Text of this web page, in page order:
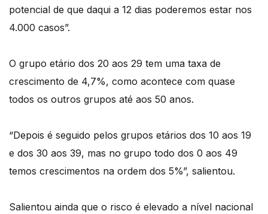
potencial de que daqui a 12 dias poderemos estar nos
4.000 casos”.
O grupo etário dos 20 aos 29 tem uma taxa de
crescimento de 4,7%, como acontece com quase
todos os outros grupos até aos 50 anos.
“Depois é seguido pelos grupos etários dos 10 aos 19
e dos 30 aos 39, mas no grupo todo dos 0 aos 49
temos crescimentos na ordem dos 5%”, salientou.
Salientou ainda que o risco é elevado a nível nacional